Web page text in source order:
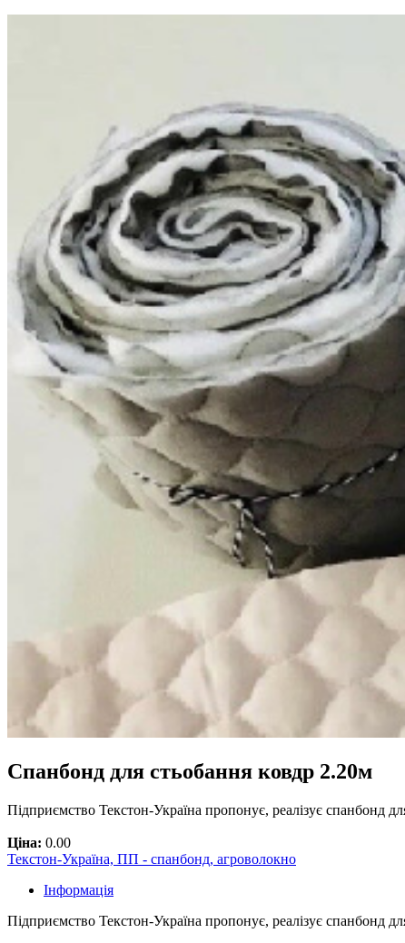
Спанбонд для стьобання ковдр 2.20м
Підприємство Текстон-Україна пропонує, реалізує спанбонд
Ціна: 0.00
Текстон-Україна, ПП - спанбонд, агроволокно
Інформація
Підприємство Текстон-Україна пропонує, реалізує спанбонд